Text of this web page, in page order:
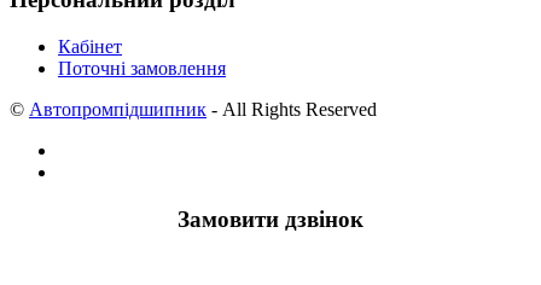
Кабінет
Поточні замовлення
© Автопромпідшипник - All Rights Reserved
Замовити дзвінок